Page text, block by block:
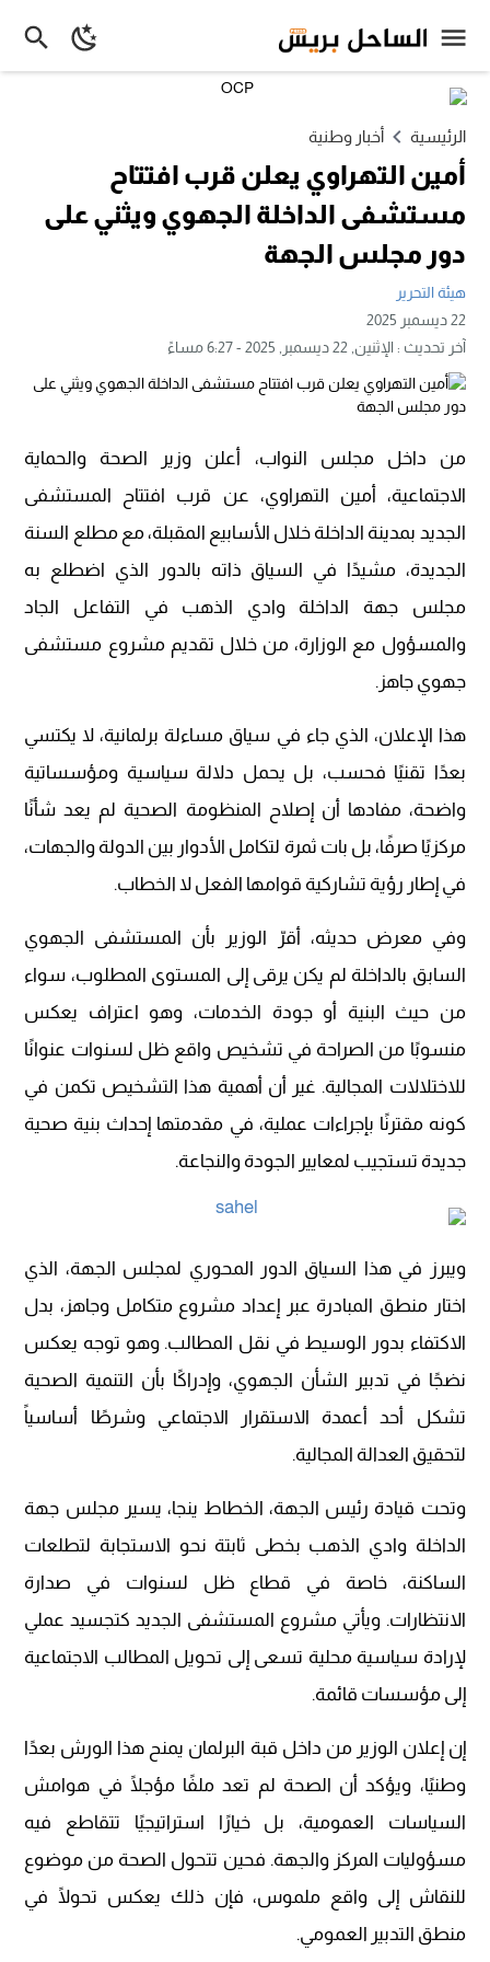
الرئيسية أخبار وطنية
أمين التهراوي يعلن قرب افتتاح
مستشفى الداخلة الجهوي ويثني على
دور مجلس الجهة
هيئة التحرير
22 ديسمبر 2025
آخر تحديث :الإثنين, 22 ديسمبر, 2025 - 6:27 مساءً
من داخل مجلس النواب، أعلن وزير الصحة والحماية
الاجتماعية، أمين التهراوي، عن قرب افتتاح المستشفى
الجديد بمدينة الداخلة خلال الأسابيع المقبلة، مع مطلع السنة
الجديدة، مشيدًا في السياق ذاته بالدور الذي اضطلع به
مجلس جهة الداخلة وادي الذهب في التفاعل الجاد
والمسؤول مع الوزارة، من خلال تقديم مشروع مستشفى
جهوي جاهز.
هذا الإعلان، الذي جاء في سياق مساءلة برلمانية، لا يكتسي
بعدًا تقنيًا فحسب، بل يحمل دلالة سياسية ومؤسساتية
واضحة، مفادها أن إصلاح المنظومة الصحية لم يعد شأنًا
مركزيًا صرفًا، بل بات ثمرة لتكامل الأدوار بين الدولة والجهات،
في إطار رؤية تشاركية قوامها الفعل لا الخطاب.
وفي معرض حديثه، أقرّ الوزير بأن المستشفى الجهوي
السابق بالداخلة لم يكن يرقى إلى المستوى المطلوب، سواء
من حيث البنية أو جودة الخدمات، وهو اعتراف يعكس
منسوبًا من الصراحة في تشخيص واقع ظل لسنوات عنوانًا
للاختلالات المجالية. غير أن أهمية هذا التشخيص تكمن في
كونه مقترنًا بإجراءات عملية، في مقدمتها إحداث بنية صحية
جديدة تستجيب لمعايير الجودة والنجاعة.
ويبرز في هذا السياق الدور المحوري لمجلس الجهة، الذي
اختار منطق المبادرة عبر إعداد مشروع متكامل وجاهز، بدل
الاكتفاء بدور الوسيط في نقل المطالب. وهو توجه يعكس
نضجًا في تدبير الشأن الجهوي، وإدراكًا بأن التنمية الصحية
تشكل أحد أعمدة الاستقرار الاجتماعي وشرطًا أساسياً
لتحقيق العدالة المجالية.
وتحت قيادة رئيس الجهة، الخطاط ينجا، يسير مجلس جهة
الداخلة وادي الذهب بخطى ثابتة نحو الاستجابة لتطلعات
الساكنة، خاصة في قطاع ظل لسنوات في صدارة
الانتظارات. ويأتي مشروع المستشفى الجديد كتجسيد عملي
لإرادة سياسية محلية تسعى إلى تحويل المطالب الاجتماعية
إلى مؤسسات قائمة.
إن إعلان الوزير من داخل قبة البرلمان يمنح هذا الورش بعدًا
وطنيًا، ويؤكد أن الصحة لم تعد ملفًا مؤجلًا في هوامش
السياسات العمومية، بل خيارًا استراتيجيًا تتقاطع فيه
مسؤوليات المركز والجهة. فحين تتحول الصحة من موضوع
للنقاش إلى واقع ملموس، فإن ذلك يعكس تحولًا في
منطق التدبير العمومي.